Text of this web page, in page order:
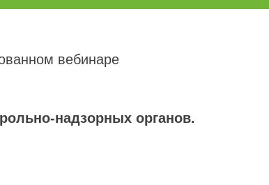
вебинаре
надзорных органов.